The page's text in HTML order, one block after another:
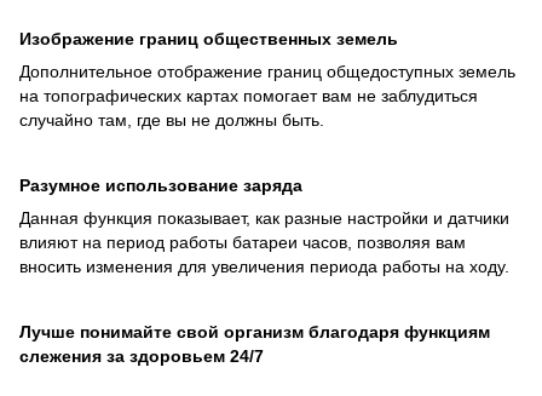
Изображение границ общественных земель
Дополнительное отображение границ общедоступных земель
на топографических картах помогает вам не заблудиться
случайно там, где вы не должны быть.
Разумное использование заряда
Данная функция показывает, как разные настройки и датчики
влияют на период работы батареи часов, позволяя вам
вносить изменения для увеличения периода работы на ходу.
Лучше понимайте свой организм благодаря функциям
слежения за здоровьем 24/7